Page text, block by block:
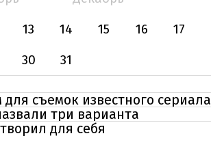
13 14 15 16
17
30 31
съемок известного сериала
три варианта
для себя